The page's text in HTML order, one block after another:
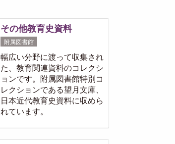
その他教育史資料
附属図書館
幅広い分野に渡って収集され
た、教育関連資料のコレクシ
ョンです。附属図書館特別コ
レクションである望月文庫、
日本近代教育史資料に収めら
れています。